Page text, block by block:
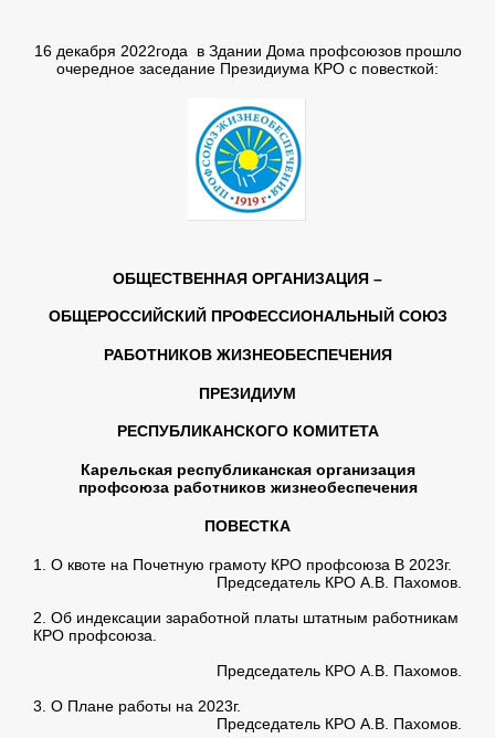
16 декабря 2022года в Здании Дома профсоюзов прошло
очередное заседание Президиума КРО с повесткой:
ОБЩЕСТВЕННАЯ ОРГАНИЗАЦИЯ –
ОБЩЕРОССИЙСКИЙ ПРОФЕССИОНАЛЬНЫЙ СОЮЗ
РАБОТНИКОВ ЖИЗНЕОБЕСПЕЧЕНИЯ
ПРЕЗИДИУМ
РЕСПУБЛИКАНСКОГО КОМИТЕТА
Карельская республиканская организация
профсоюза работников жизнеобеспечения
ПОВЕСТКА
1. О квоте на Почетную грамоту КРО профсоюза В 2023г.
Председатель КРО А.В. Пахомов.
2. Об индексации заработной платы штатным работникам
КРО профсоюза.
Председатель КРО А.В. Пахомов.
3. О Плане работы на 2023г.
Председатель КРО А.В. Пахомов.